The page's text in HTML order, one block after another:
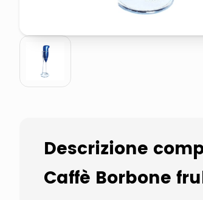
Descrizione
Caffè Borbone